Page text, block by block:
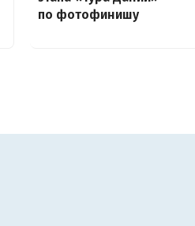
по фотофинишу